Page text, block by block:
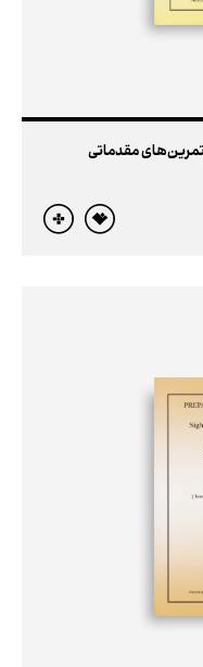
تمرین‌های مقدماتی